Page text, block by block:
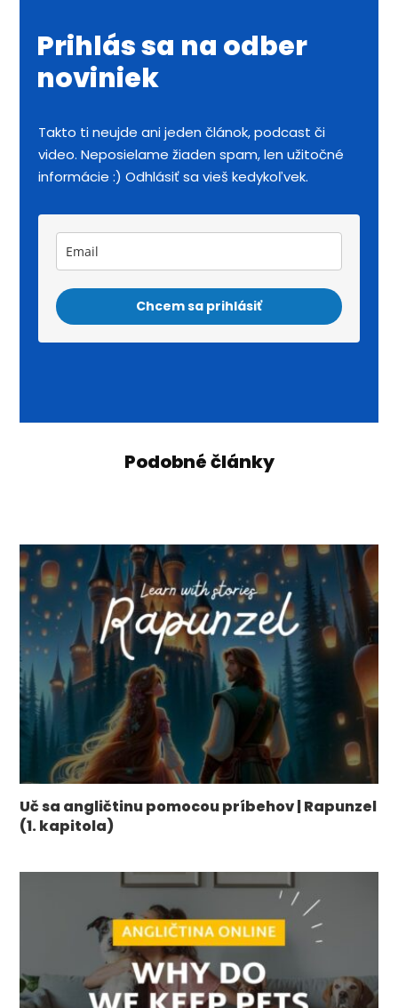
Prihlás sa na odber
noviniek
Takto ti neujde ani jeden článok, podcast či
video. Neposielame žiaden spam, len užitočné
informácie :) Odhlásiť sa vieš kedykoľvek.
Chcem sa prihlásiť
Podobné články
Uč sa angličtinu pomocou príbehov | Rapunzel
(1. kapitola)